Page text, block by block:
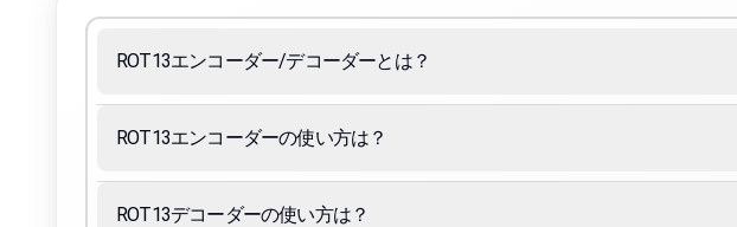
ROT13エンコーダー/デコーダーとは？
ROT13エンコーダーの使い方は？
ROT13デコーダーの使い方は？